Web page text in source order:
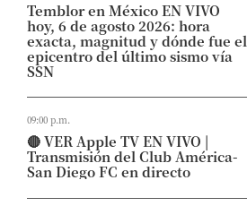
Temblor en México EN VIVO
hoy, 6 de agosto 2026: hora
exacta, magnitud y dónde fue el
epicentro del último sismo vía
SSN
09:00 p.m.
🔴 VER Apple TV EN VIVO |
Transmisión del Club América-
San Diego FC en directo